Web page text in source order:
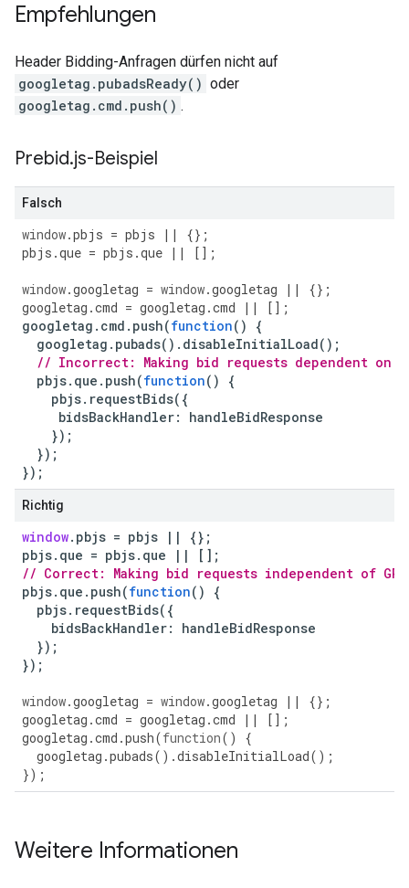
Empfehlungen
Header Bidding-Anfragen dürfen nicht auf
googletag.pubadsReady() oder
googletag.cmd.push() .
Prebid.js-Beispiel
Falsch
window.pbjs = pbjs ||
{};
pbjs .que = pbjs .que || [];
window.googletag = window.googletag ||
{};
googletag .cmd = googletag .cmd ||
[];
googletag . cmd . push(function()
{
googletag . pubads(). disableInitialLoad();
// Incorrect: Making bid requests dependent on
pbjs. que . push(function()
{
pbjs. requestBids({
bidsBackHandler:
handleBidResponse
});
});
});
Richtig
window. pbjs = pbjs ||
{};
pbjs. que = pbjs. que ||
[];
// Correct: Making bid requests independent of
pbjs. que . push(function()
{
pbjs. requestBids({
bidsBackHandler:
handleBidResponse
});
});
window.googletag = window.googletag ||
{};
googletag .cmd = googletag .cmd ||
[];
googletag .cmd .push(function()
{
googletag .pubads().disableInitialLoad();
});
Weitere Informationen